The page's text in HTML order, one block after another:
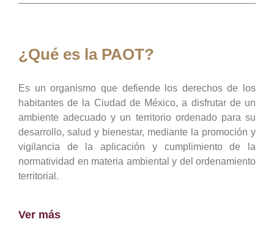
¿Qué es la PAOT?
Es un organismo que defiende los derechos de los
habitantes de la Ciudad de México, a disfrutar de un
ambiente adecuado y un territorio ordenado para su
desarrollo, salud y bienestar, mediante la promoción y
vigilancia de la aplicación y cumplimiento de la
normatividad en materia ambiental y del ordenamiento
territorial.
Ver más